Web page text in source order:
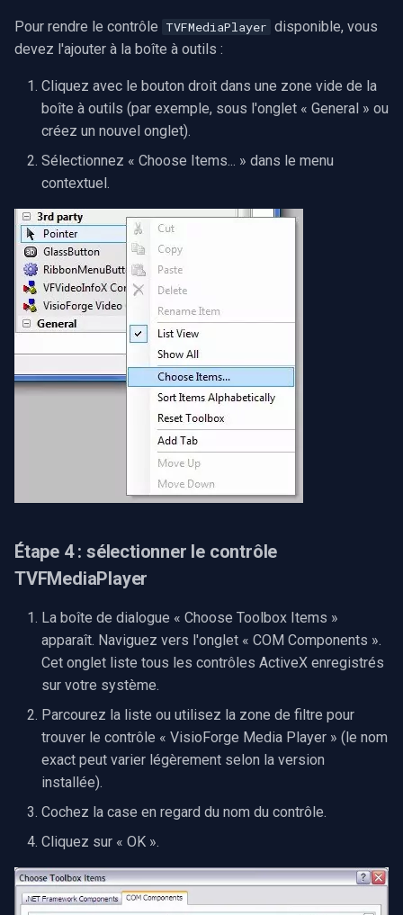
Pour rendre le contrôle TVFMediaPlayer disponible, vous
devez l'ajouter à la boîte à outils :
Cliquez avec le bouton droit dans une zone vide de la
boîte à outils (par exemple, sous l'onglet « General » ou
créez un nouvel onglet).
Sélectionnez « Choose Items... » dans le menu
contextuel.
Étape 4 : sélectionner le contrôle
TVFMediaPlayer
La boîte de dialogue « Choose Toolbox Items »
apparaît. Naviguez vers l'onglet « COM Components ».
Cet onglet liste tous les contrôles ActiveX enregistrés
sur votre système.
Parcourez la liste ou utilisez la zone de filtre pour
trouver le contrôle « VisioForge Media Player » (le nom
exact peut varier légèrement selon la version
installée).
Cochez la case en regard du nom du contrôle.
Cliquez sur « OK ».